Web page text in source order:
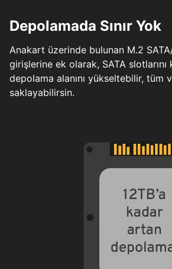
Depolamada Sınır Yok
Anakart üzerinde bulunan M.2
girişlerine ek olarak, SATA slotlarını
depolama alanını yükseltebilir, tüm
saklayabilirsin.